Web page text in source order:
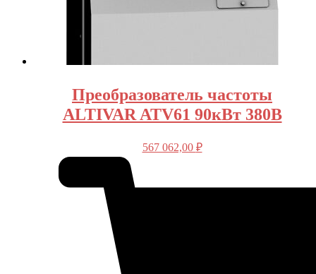
Преобразователь частоты
ALTIVAR ATV61 90кВт 380В
567 062,00 ₽